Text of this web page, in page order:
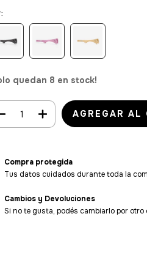
quedan 8 en stock!
Compra protegida
Tus datos cuidados durante toda la
Cambios y Devoluciones
Si no te gusta, podés cambiarlo por otro